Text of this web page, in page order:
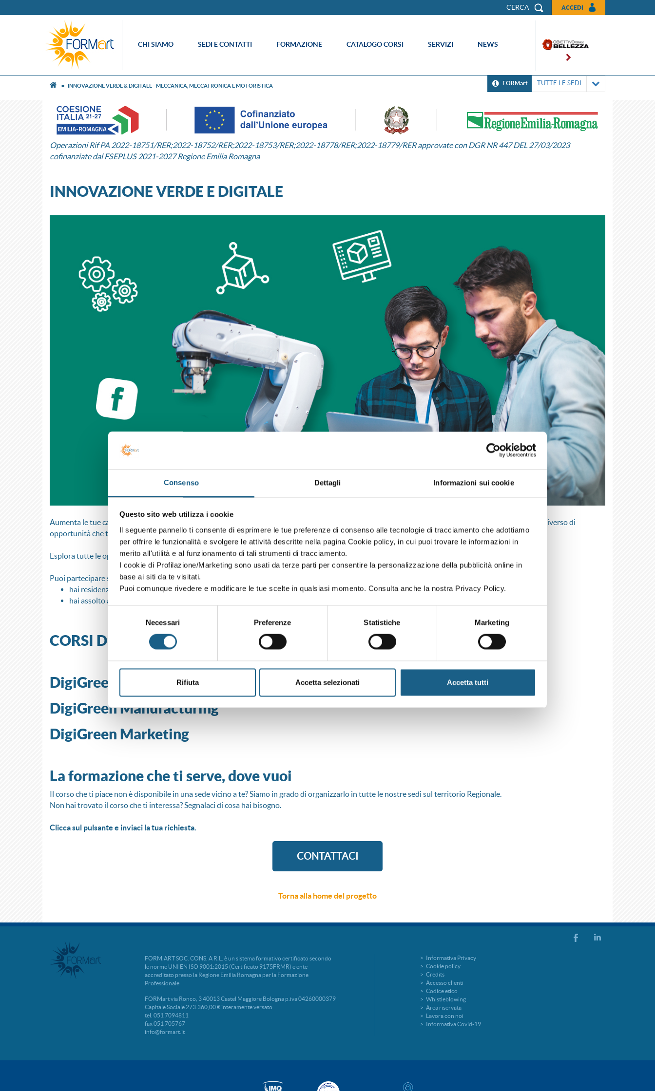
Consenso Dettagli Informazioni sui cookie
Questo sito web utilizza i cookie
Il seguente pannello ti consente di esprimere le tue preferenze di consenso alle tecnologie di tracciamento che adottiamo
per offrire le funzionalità e svolgere le attività descritte nella pagina Cookie policy, in cui puoi trovare le informazioni in
merito all'utilità e al funzionamento di tali strumenti di tracciamento.
I cookie di Profilazione/Marketing sono usati da terze parti per consentire la personalizzazione della pubblicità online in
base ai siti da te visitati.
Puoi comunque rivedere e modificare le tue scelte in qualsiasi momento. Consulta anche la nostra Privacy Policy.
Necessari Preferenze Statistiche Marketing
Rifiuta Accetta selezionati Accetta tutti
ACCEDI
CERCA
CHI SIAMO SEDI E CONTATTI FORMAZIONE CATALOGO CORSI SERVIZI NEWS
FORMart TUTTE LE SEDI
INNOVAZIONE VERDE & DIGITALE - MECCANICA, MECCATRONICA E MOTORISTICA
Operazioni Rif PA 2022-18751/RER;2022-18752/RER;2022-18753/RER;2022-18778/RER;2022-18779/RER approvate con DGR NR 447 DEL 27/03/2023
cofinanziate dal FSEPLUS 2021-2027 Regione Emilia Romagna
INNOVAZIONE VERDE E DIGITALE
Aumenta le tue capacità e le tue competenze digitali. Con i corsi gratuiti da 32 e 48 ore puoi aggiungere nuove skill al tuo curriculum e accedere a un universo di
opportunità che ti attende sul web.
Esplora tutte le opportunità del progetto co-finanziato dal Fondo Sociale Europeo Plus e dalla Regione Emilia-Romagna.
Puoi partecipare se:
hai residenza o il domicilio in Emilia-Romagna
hai assolto all'obbligo di istruzione o al diritto/dovere all'istruzione e formazione
CORSI DI MECCANICA, MECCATRONICA E MOTORISTICA
DigiGreen Design
DigiGreen Manufacturing
DigiGreen Marketing
La formazione che ti serve, dove vuoi
Il corso che ti piace non è disponibile in una sede vicino a te? Siamo in grado di organizzarlo in tutte le nostre sedi sul territorio Regionale.
Non hai trovato il corso che ti interessa? Segnalaci di cosa hai bisogno.
Clicca sul pulsante e inviaci la tua richiesta.
CONTATTACI
Torna alla home del progetto
FORM.ART SOC. CONS. A R.L. è un sistema formativo certificato secondo
le norme UNI EN ISO 9001:2015 (Certificato 9175FRMR) e ente
accreditato presso la Regione Emilia Romagna per la Formazione
Professionale
FORMart via Ronco, 3 40013 Castel Maggiore Bologna p.iva 04260000379
Capitale Sociale 273.360,00 € interamente versato
tel. 051 7094811
fax 051 705767
info@formart.it
Informativa Privacy
Cookie policy
Credits
Accesso clienti
Codice etico
Whistleblowing
Area riservata
Lavora con noi
Informativa Covid-19